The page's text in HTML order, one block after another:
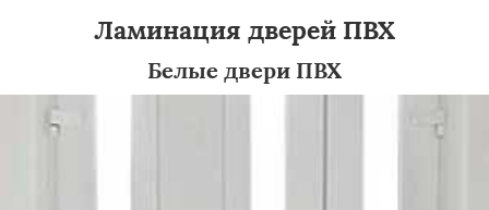
Орехово-Зуево
Пересвет
Подольск
Пушкино Пущино Раменское
Реутов
Рошаль Рузф Сергиев Посад
Серпухов
Ступино
Ламинация дверей ПВХ
Белые двери ПВХ